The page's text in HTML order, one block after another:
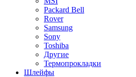
Packard Bell
Rover
Samsung
Sony
Toshiba
Другие
Термопрокладки
Шлейфы